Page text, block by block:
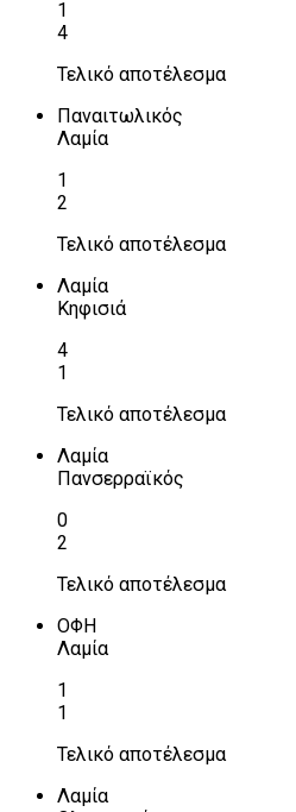
1
4
Τελικό αποτέλεσμα
Παναιτωλικός
Λαμία
1
2
Τελικό αποτέλεσμα
Λαμία
Κηφισιά
4
1
Τελικό αποτέλεσμα
Λαμία
Πανσερραϊκός
0
2
Τελικό αποτέλεσμα
ΟΦΗ
Λαμία
1
1
Τελικό αποτέλεσμα
Λαμία